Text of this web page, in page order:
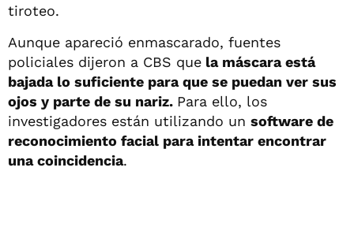
tiroteo.
Aunque apareció enmascarado, fuentes
policiales dijeron a CBS que la máscara está
bajada lo suficiente para que se puedan ver sus
ojos y parte de su nariz. Para ello, los
investigadores están utilizando un software de
reconocimiento facial para intentar encontrar
una coincidencia.